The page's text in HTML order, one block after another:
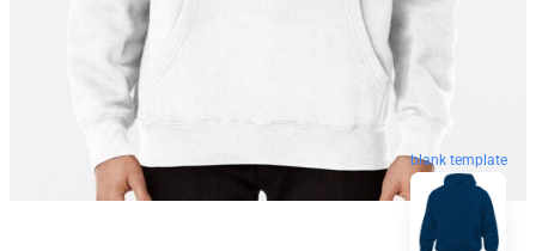
blank template